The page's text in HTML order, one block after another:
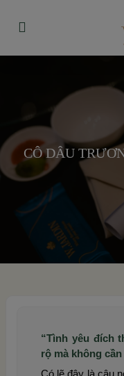
CÔ DÂU
“Tình yêu đích
rộ mà không